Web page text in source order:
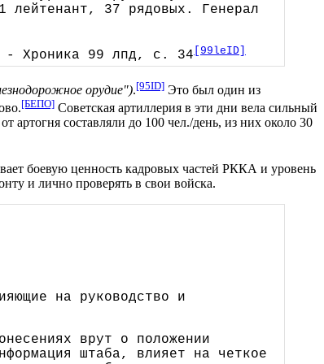
лейтенант, 37 рядовых. Генерал
- Хроника 99 лпд, с. 34 [99leID]
орудие").[95ID] Это был один из
[БЕПО] Советская артиллерия в эти дни вела сильный
артогня составляли до 100 чел./день, из них около 30
боевую ценность кадровых частей РККА и уровень
и лично проверять в свои войска.
на руководство и
врут о положении
штаба, влияет на четкое